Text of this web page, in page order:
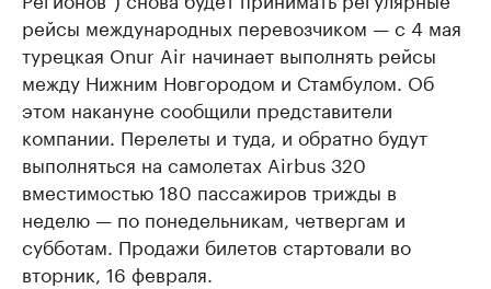
рейсы международных перевозчиком — с 4 мая
турецкая Onur Air начинает выполнять рейсы
между Нижним Новгородом и Стамбулом. Об
этом накануне сообщили представители
компании. Перелеты и туда, и обратно будут
выполняться на самолетах Airbus 320
вместимостью 180 пассажиров трижды в
неделю — по понедельникам, четвергам и
субботам. Продажи билетов стартовали во
вторник, 16 февраля.